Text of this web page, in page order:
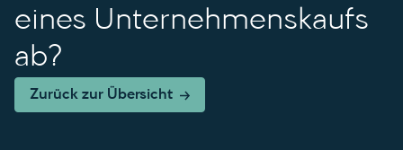
eines Unternehmenskaufs
ab?
Zurück zur Übersicht